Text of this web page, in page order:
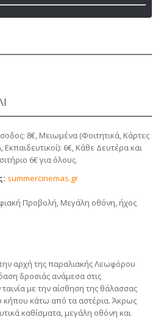
8€, Μειωμένα (Φοιτητικά, Κάρτες
6€, Κάθε Δευτέρα και
6€ για όλους.
summercinemas.gr
Προβολή, Μεγάλη οθόνη, ήχος
αρχή της παραλιακής Λεωφόρου
δροσιάς ανάμεσα στις
με την αίσθηση της θάλασσας
κήπου κάτω από τα αστέρια. Άκρως
καθίσματα, μεγάλη οθόνη και